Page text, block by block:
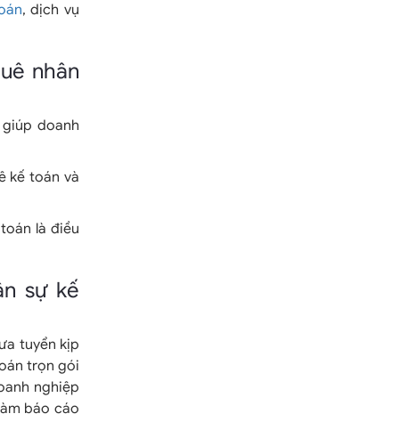
, dịch vụ
nhân
doanh
kế toán và
là điều
sự kế
tuyển kịp
trọn gói
nghiệp
báo cáo